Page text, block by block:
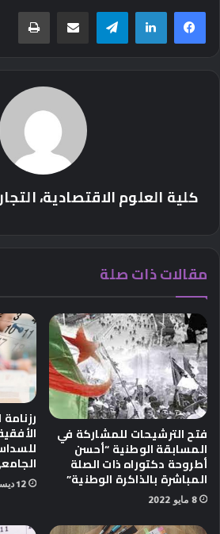
تيلقرام مشاركة عبر البريد
كلية العلوم الاقتصادية،
مقالات ذات صلة
فتح الترشيحات للمشاركة في
المسابقة الوطنية “أحسن
أطروحة دكتوراه ذات الصلة
المباشرة بالذاكرة الوطنية”
8 مايو 2022
الجامعي
12 ديسمبر 2022